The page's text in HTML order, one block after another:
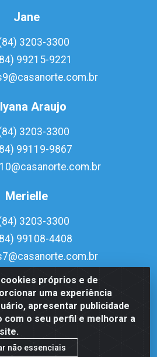
próprios e de
uma experiência
apresentar publicidade
com o seu perfil e melhorar a
não essenciais
Jane
3203-3300
99215-9221
Araujo
3203-3300
99119-9867
Merielle
3203-3300
99108-4408
Mário Câmara, 1815 - Dix-
RN - CEP 59054-600 - CNPJ
0001-51